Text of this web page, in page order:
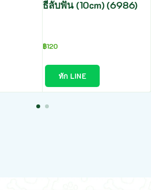
ธีลับฟัน (10cm) (6986)
฿120
ทัก LINE